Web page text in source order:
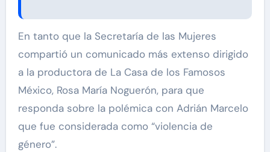
En tanto que la Secretaría de las Mujeres
compartió un comunicado más extenso dirigido
a la productora de La Casa de los Famosos
México, Rosa María Noguerón, para que
responda sobre la polémica con Adrián Marcelo
que fue considerada como “violencia de
género”.